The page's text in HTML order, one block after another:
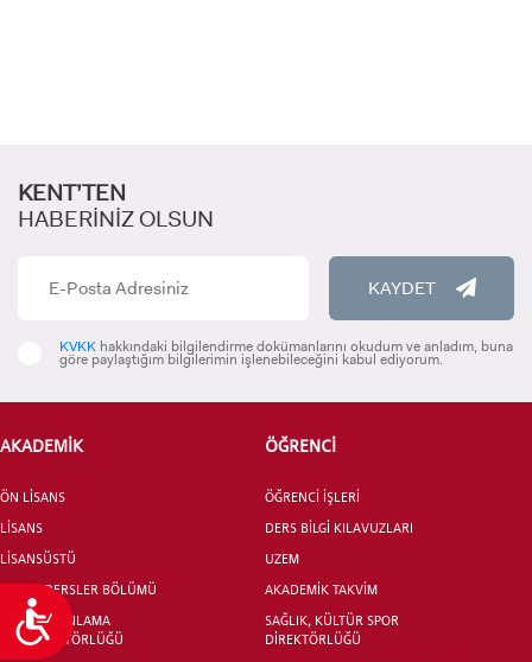
Ulaşılabilirlik
KENT’TEN
HABERİNİZ OLSUN
KAYDET
KVKK hakkındaki bilgilendirme dokümanlarını okudum ve anladım, buna
göre paylaştığım bilgilerimin işlenebileceğini kabul ediyorum.
AKADEMİK
ÖN LİSANS
LİSANS
LİSANSÜSTÜ
ORTAK DERSLER BÖLÜMÜ
EĞİTİM PLANLAMA
KOORDİNATÖRLÜĞÜ
ÖĞRENCİ
ÖĞRENCİ İŞLERİ
DERS BİLGİ KILAVUZLARI
UZEM
AKADEMİK TAKVİM
SAĞLIK, KÜLTÜR SPOR
DİREKTÖRLÜĞÜ